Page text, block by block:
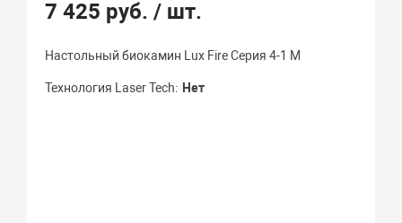
7 425 руб./ шт.
Настольный биокамин Lux Fire Серия 4-1 M
Технология Laser Tech Нет